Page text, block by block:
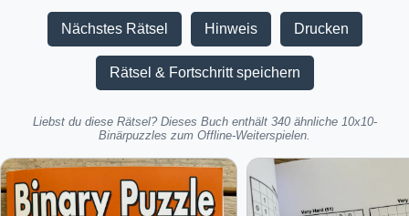
Nächstes Rätsel Hinweis Drucken
Rätsel & Fortschritt speichern
Liebst du diese Rätsel? Dieses Buch enthält 340 ähnliche 10x10-
Binärpuzzles zum Offline-Weiterspielen.